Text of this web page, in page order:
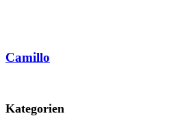
Camillo
Kategorien